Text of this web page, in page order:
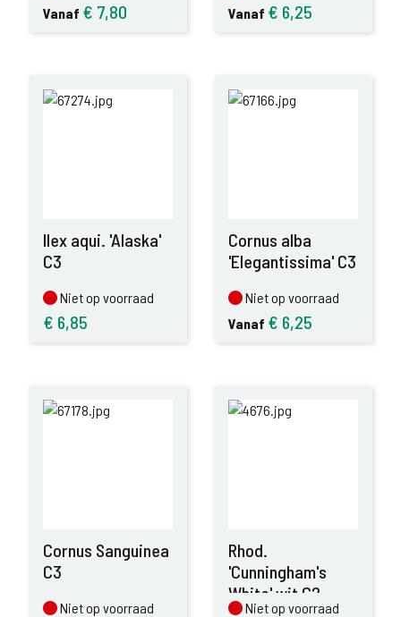
Vanaf € 7,80
Vanaf € 6,25
Ilex aqui. 'Alaska'
C3
Niet op voorraad
Niet op voorraad
€ 6,85
Cornus alba
'Elegantissima' C3
Niet op voorraad
Niet op voorraad
Vanaf € 6,25
Cornus Sanguinea
C3
Niet op voorraad
Niet op voorraad
Rhod.
'Cunningham's
White' wit C2
Niet op voorraad
Niet op voorraad